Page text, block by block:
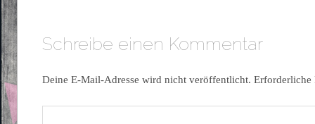
Schreibe einen Kommentar
Deine E-Mail-Adresse wird nicht veröffentlicht.